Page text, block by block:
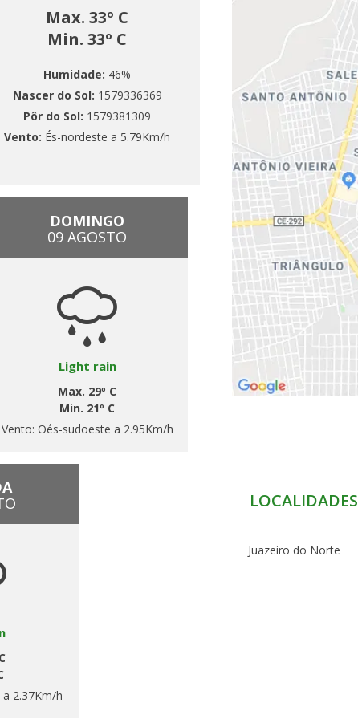
Max. 33º C
Min. 33º C
Humidade: 46%
Nascer do Sol: 1579336369
Pôr do Sol: 1579381309
Vento: És-nordeste a 5.79Km/h
DOMINGO
09 AGOSTO
Light rain
Max. 29º C
Min. 21º C
Vento: Oés-sudoeste a 2.95Km/h
2.37Km/h
LOCALIDADES
Juazeiro do Norte